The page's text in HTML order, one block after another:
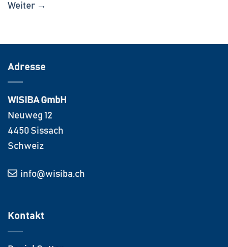
Weiter →
Adresse
WISIBA GmbH
Neuweg 12
4450 Sissach
Schweiz
info@wisiba.ch
Kontakt